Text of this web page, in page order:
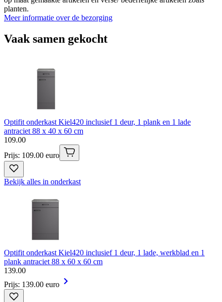
planten.
Meer informatie over de bezorging
Vaak samen gekocht
Optifit onderkast Kiel420 inclusief 1 deur, 1 plank en 1 lade
antraciet 88 x 40 x 60 cm
109.00
Prijs: 109.00 euro
Bekijk alles in onderkast
Optifit onderkast Kiel420 inclusief 1 deur, 1 lade, werkblad en 1
plank antraciet 88 x 60 x 60 cm
139.00
Prijs: 139.00 euro